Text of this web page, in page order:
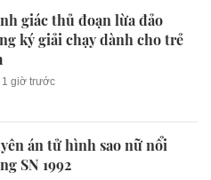
giác thủ đoạn lừa đảo
ký giải chạy dành cho trẻ
1 giờ trước
án tử hình sao nữ nổi
SN 1992